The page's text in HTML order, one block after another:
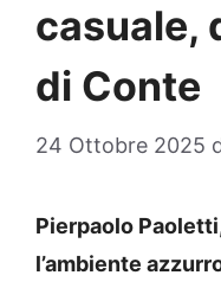
casuale,
di Conte
24 Ottobre 2025
Pierpaolo
l’ambiente